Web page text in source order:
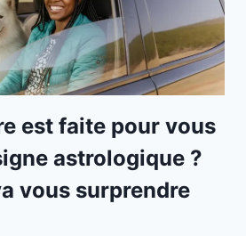
est faite pour vous
astrologique ?
vous surprendre